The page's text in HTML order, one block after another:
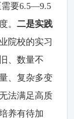
需要6.5—9.5
。二是实践
院校的实习
、数量不
、复杂多变
法满足高质
养有待加